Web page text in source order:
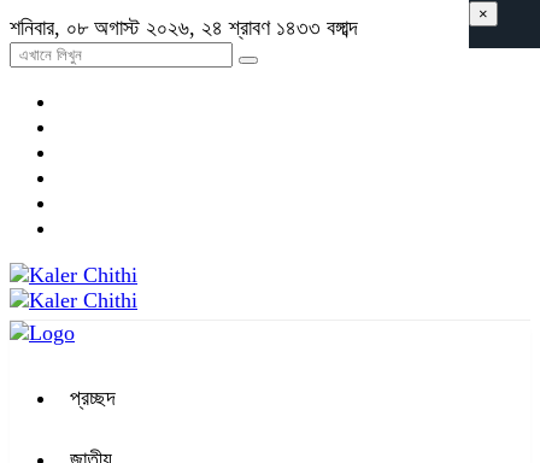
শনিবার, ০৮ অগাস্ট ২০২৬, ২৪ শ্রাবণ ১৪৩৩ বঙ্গাব্দ
প্রচ্ছদ
×